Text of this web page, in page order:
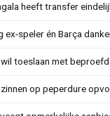
heeft transfer
ex-speler én Barça
wil toeslaan met
op peperdure